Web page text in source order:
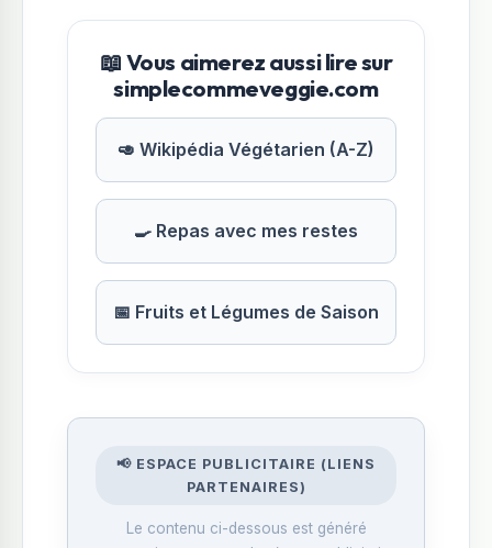
📖 Vous aimerez aussi lire sur
simplecommeveggie.com
🥑 Wikipédia Végétarien (A-Z)
🍳 Repas avec mes restes
📅 Fruits et Légumes de Saison
📢 ESPACE PUBLICITAIRE (LIENS
PARTENAIRES)
Le contenu ci-dessous est généré